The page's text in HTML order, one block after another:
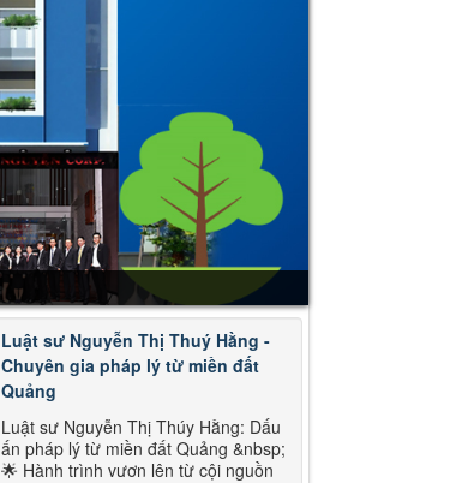
Luật sư Nguyễn Thị Thuý Hằng -
Chuyên gia pháp lý từ miền đất
Quảng
Luật sư Nguyễn Thị Thúy Hằng: Dấu
ấn pháp lý từ miền đất Quảng &nbsp;
🌟 Hành trình vươn lên từ cội nguồn